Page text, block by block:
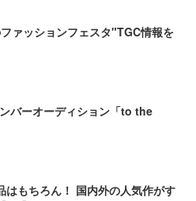
ァッションフェスタ"TGC情報を
バーオーディション「to the
はもちろん！ 国内外の人気作がす